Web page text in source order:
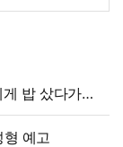
밥 샀다가
예고